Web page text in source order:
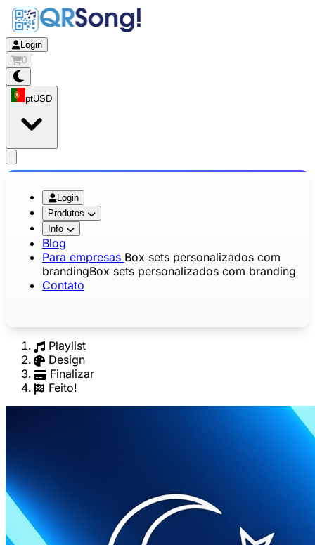
Login
0
ptUSD
Login
Produtos
Info
Blog
Para empresas Box sets personalizados com
brandingBox sets personalizados com branding
Contato
Playlist
Design
Finalizar
Feito!